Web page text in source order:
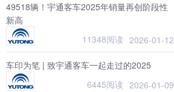
49518辆！宇通客车2025年销量再创阶段性
新高
11348阅读 2026-01-12
车印为笔 | 致宇通客车一起走过的2025
6445阅读 2026-01-09